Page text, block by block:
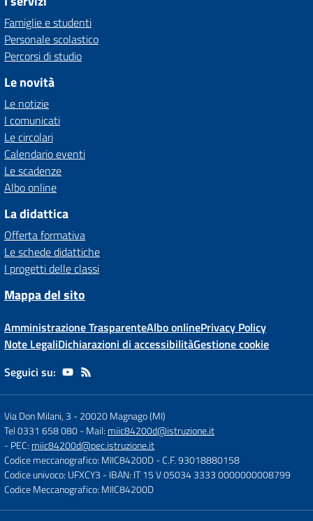
Famiglie e studenti
Personale scolastico
Percorsi di studio
Le novità
Le notizie
I comunicati
Le circolari
Calendario eventi
Le scadenze
Albo online
La didattica
Offerta formativa
Le schede didattiche
I progetti delle classi
Mappa del sito
Amministrazione TrasparenteAlbo onlinePrivacy Policy
Note LegaliDichiarazioni di accessibilitàGestione cookie
Seguici su:
Via Don Milani, 3 -20020 Magnago (MI)
Tel 0331 658 080- Mail: miic84200d@istruzione.it
- PEC: miic84200d@pec.istruzione.it
Codice meccanografico: MIIC84200D- C.F. 93018880158
Codice univoco: UFXCY3 - IBAN: IT 15 V 05034 3333 0000000008799
Codice Meccanografico: MIIC84200D